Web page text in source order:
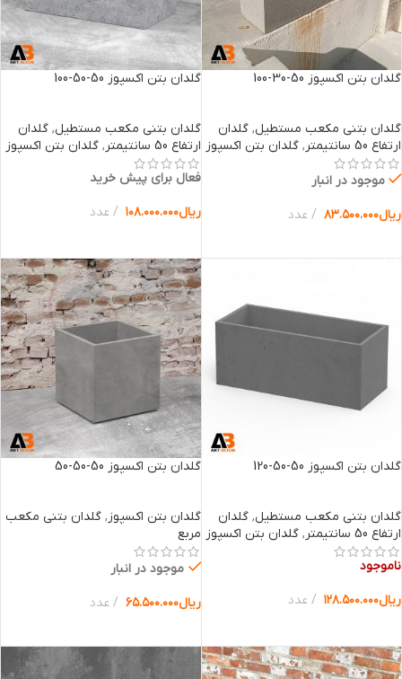
گلدان بتن اکسپوز 50-30-100
گلدان بتنی مکعب مستطیل, گلدان
ارتفاع 50 سانتیمتر
, گلدان بتن اکسپوز
موجود در انبار
ریال۸۳.۵۰۰.۰۰۰ عدد
گلدان بتن اکسپوز 50-50-100
گلدان بتنی مکعب مستطیل, گلدان
ارتفاع 50 سانتیمتر
, گلدان بتن اکسپوز
فعال برای پیش خرید
ریال۱۰۸.۰۰۰.۰۰۰ عدد
گلدان بتن اکسپوز 50-50-120
گلدان بتنی مکعب مستطیل, گلدان
ارتفاع 50 سانتیمتر
, گلدان بتن اکسپوز
ناموجود
ریال۱۲۸.۵۰۰.۰۰۰ عدد
گلدان بتن اکسپوز 50-50-50
گلدان بتن اکسپوز, گلدان بتنی مکعب
مربع
موجود در انبار
ریال۶۵.۵۰۰.۰۰۰ عدد